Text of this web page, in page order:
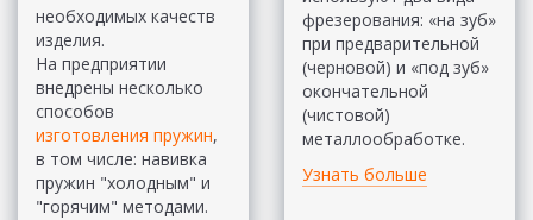
необходимых качеств
изделия.
На предприятии
внедрены несколько
способов
изготовления пружин,
в том числе: навивка
пружин "холодным" и
"горячим" методами.
фрезерования: «на зуб»
при предварительной
(черновой) и «под зуб»
окончательной
(чистовой)
металлообработке.
Узнать больше